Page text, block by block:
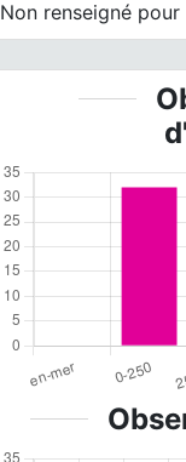
Non renseigné